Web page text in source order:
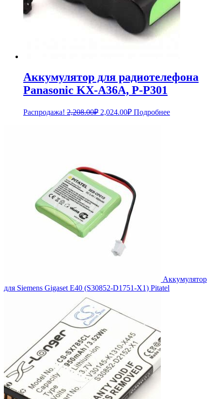
Аккумулятор для радиотелефона
Panasonic KX-A36A, P-P301
Распродажа! 2,208.00₽ Первоначальная
2,024.00₽Текущая
цена:
Подробнее
Аккумулятор
для Siemens Gigaset E40 (S30852-D1751-X1) Pitatel